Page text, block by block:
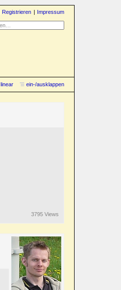
Registrieren Impressum
linear ein-/ausklappen
3795 Views